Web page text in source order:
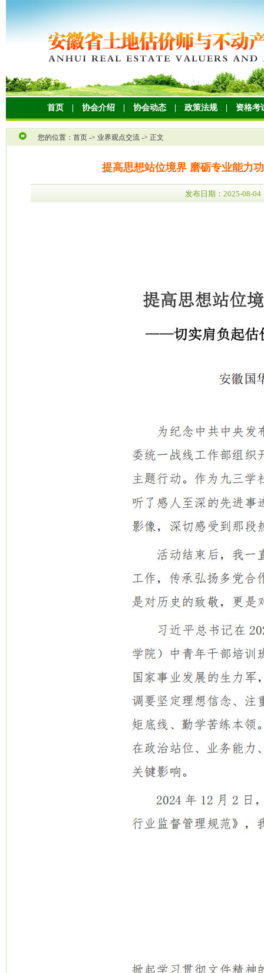
首页 |协会介绍 |协会动态 |政策法规|资格考
您的位置： 首页 -> 业界观点交流 -> 正文
提高思想站位境界 磨砺专业能力
发布日期：2025-08-